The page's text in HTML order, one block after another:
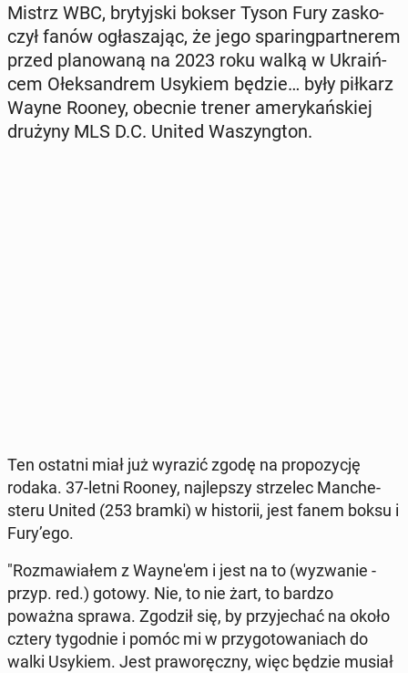
Mistrz WBC, bry­tyj­ski bokser Tyson Fury za­sko­
czył fanów ogła­sza­jąc, że jego spa­ring­part­ne­rem
przed pla­no­wa­ną na 2023 roku walką w Ukra­iń­
cem Ołek­san­drem Usykiem będzie… były piłkarz
Wayne Rooney, obecnie trener ame­ry­kań­skiej
drużyny MLS D.C. United Wa­szyng­ton.
Ten ostatni miał już wyrazić zgodę na pro­po­zy­cję
rodaka. 37-letni Rooney, naj­lep­szy strze­lec Man­che­
ste­ru United (253 bramki) w hi­sto­rii, jest fanem boksu i
Fury’ego.
"Roz­ma­wia­łem z Way­ne­'em i jest na to (wy­zwa­nie -
przyp. red.) gotowy. Nie, to nie żart, to bardzo
poważna sprawa. Zgodził się, by przy­je­chać na około
cztery ty­go­dnie i pomóc mi w przy­go­to­wa­niach do
walki Usykiem. Jest pra­wo­ręcz­ny, więc będzie musiał